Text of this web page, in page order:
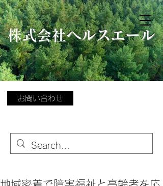
​株式会社ヘルスエール
お問い合わせ